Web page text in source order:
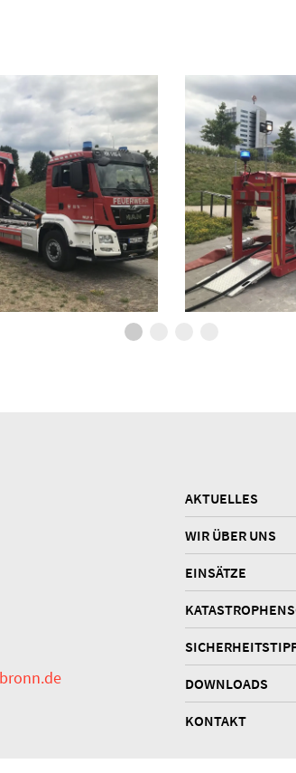
AKTUELLES
WIR ÜBER UNS
EINSÄTZE
DOWNLOADS
KONTAKT